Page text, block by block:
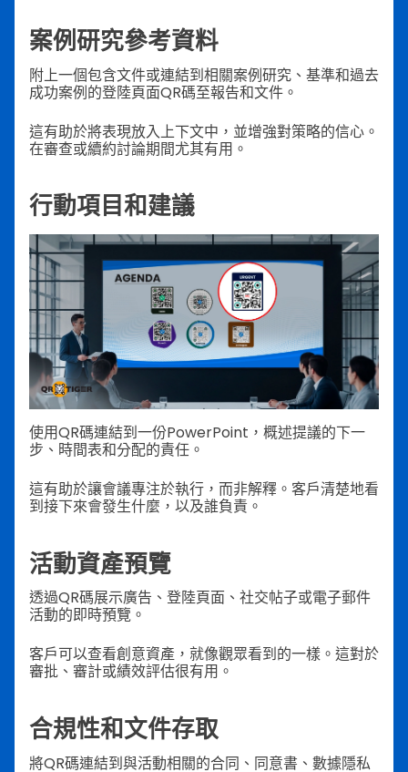
案例研究參考資料
附上一個包含文件或連結到相關案例研究、基準和過去
成功案例的登陸頁面QR碼至報告和文件。
這有助於將表現放入上下文中，並增強對策略的信心。
在審查或續約討論期間尤其有用。
行動項目和建議
使用QR碼連結到一份PowerPoint，概述提議的下一
步、時間表和分配的責任。
這有助於讓會議專注於執行，而非解釋。客戶清楚地看
到接下來會發生什麼，以及誰負責。
活動資產預覽
透過QR碼展示廣告、登陸頁面、社交帖子或電子郵件
活動的即時預覽。
客戶可以查看創意資產，就像觀眾看到的一樣。這對於
審批、審計或績效評估很有用。
合規性和文件存取
將QR碼連結到與活動相關的合同、同意書、數據隱私